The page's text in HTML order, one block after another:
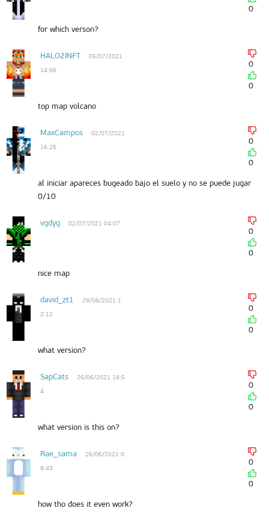
0
for which verson?
HALO2INFT
05/07/2021
14:56
0
0
top map volcano
MaxCampos
02/07/2021
16:25
0
0
al iniciar apareces bugeado bajo el suelo y no se puede jugar
0/10
vgdyg 02/07/2021 04:07
0
0
nice map
david_zt1
29/06/2021 1
2:12
0
0
what version?
SapCats
26/06/2021 18:5
4
0
0
what version is this on?
Rae_sama
26/06/2021 0
8:43
0
0
how tho does it even work?